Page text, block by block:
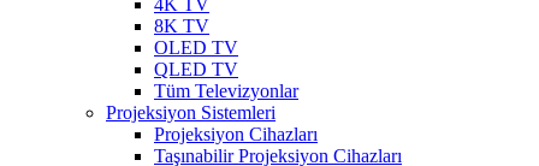
4K TV
8K TV
OLED TV
QLED TV
Tüm Televizyonlar
Projeksiyon Sistemleri
Projeksiyon Cihazları
Taşınabilir Projeksiyon Cihazları